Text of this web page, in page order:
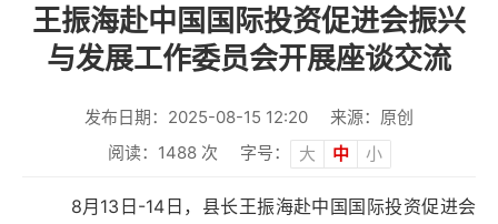
王振海赴中国国际投资促进会振兴
与发展工作委员会开展座谈交流
发布日期：2025-08-15 12:20
来源：原创
阅读： 1488次 字号： 大 中 小
8月13日-14日，县长王振海赴中国国际投资促进会